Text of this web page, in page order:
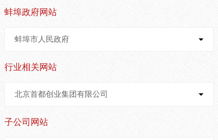
蚌埠政府网站
蚌埠市人民政府
行业相关网站
北京首都创业集团有限公司
子公司网站